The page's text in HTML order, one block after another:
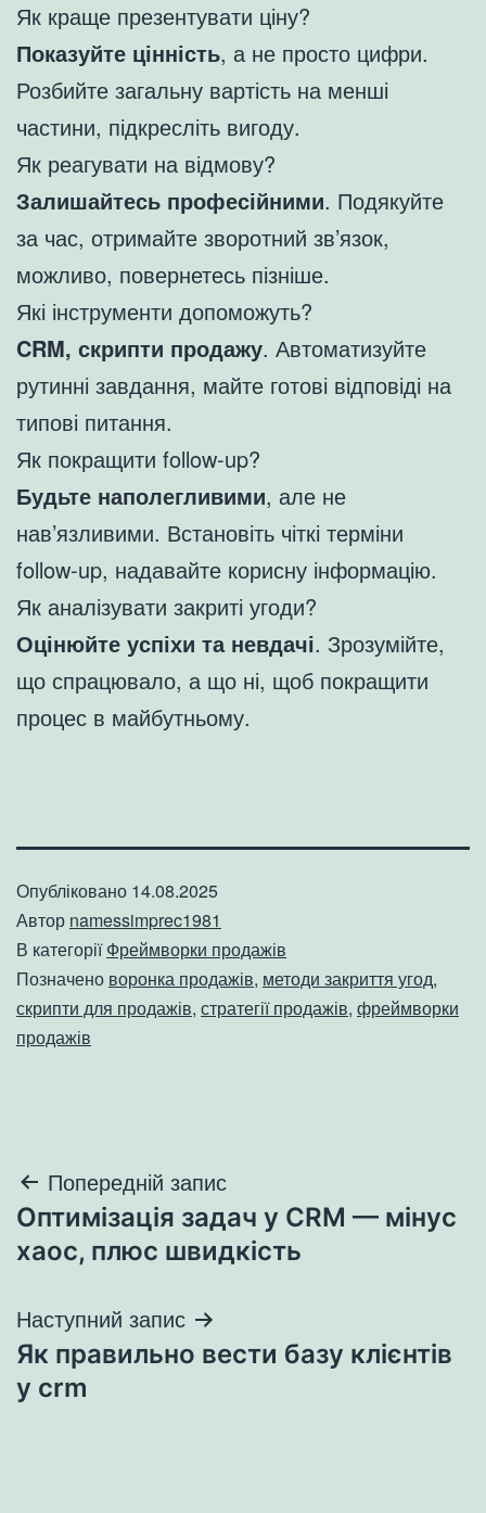
Як краще презентувати ціну?
Показуйте цінність, а не просто цифри.
Розбийте загальну вартість на менші
частини, підкресліть вигоду.
Як реагувати на відмову?
Залишайтесь професійними. Подякуйте
за час, отримайте зворотний зв’язок,
можливо, повернетесь пізніше.
Які інструменти допоможуть?
CRM, скрипти продажу. Автоматизуйте
рутинні завдання, майте готові відповіді на
типові питання.
Як покращити follow-up?
Будьте наполегливими, але не
нав’язливими. Встановіть чіткі терміни
follow-up, надавайте корисну інформацію.
Як аналізувати закриті угоди?
Оцінюйте успіхи та невдачі. Зрозумійте,
що спрацювало, а що ні, щоб покращити
процес в майбутньому.
Опубліковано 14.08.2025
Автор namessimprec1981
В категоріїФреймворки продажів
Позначено воронка продажів, методи закриття угод,
скрипти для продажів, стратегії продажів, фреймворки
продажів
Навігація
записів
Попередній запис
Оптимізація задач у CRM — мінус
хаос, плюс швидкість
Наступний запис
Як правильно вести базу клієнтів
у crm